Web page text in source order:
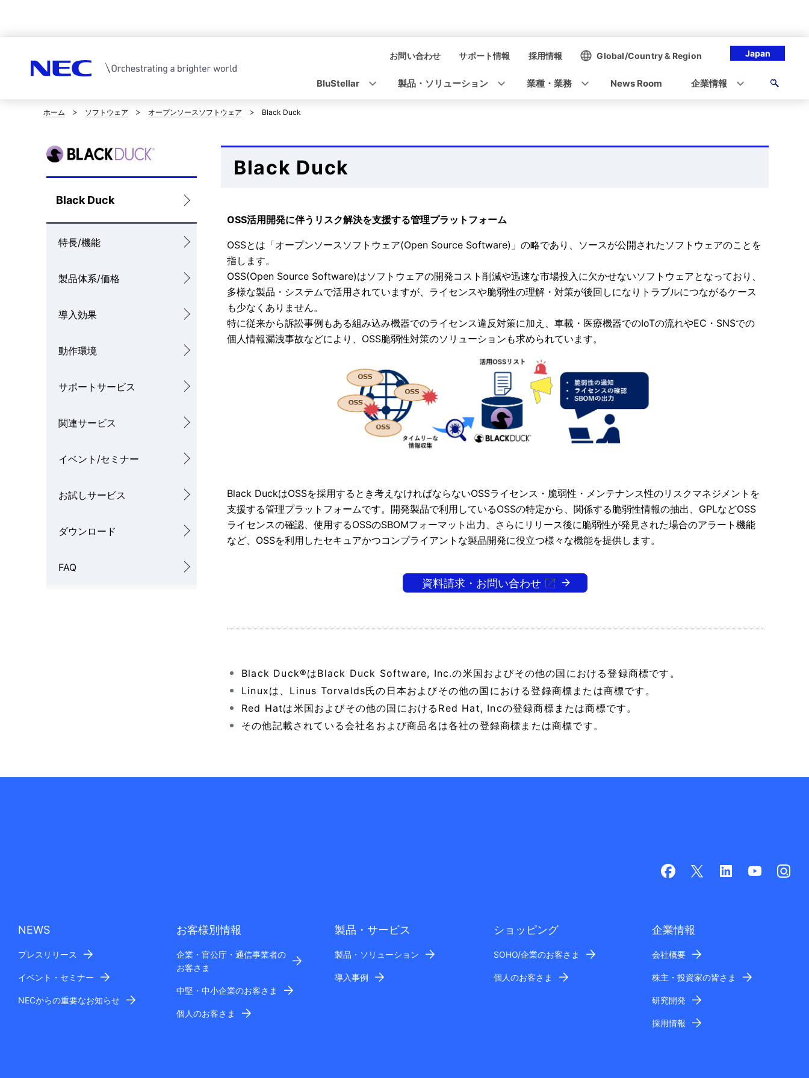
Japan
ゲ
シ
ョ
お問い合わせ サポート情報 採用情報 Global/Country & Region
BluStellar 製品・ソリューション 業種・業務 News Room 企業情報
サ
イ
ト
ホーム ソフトウェア オープンソースソフトウェア Black Duck
ロ
ー
カ
ル
ビ
シ
Black Duck
特長/機能
製品体系/価格
導入効果
動作環境
サポートサービス
関連サービス
イベント/セミナー
お試しサービス
ダウンロード
FAQ
Black Duck
OSS活用開発に伴うリスク解決を支援する管理プラットフォーム
OSSとは「オープンソースソフトウェア(Open Source Software)」の略であり、ソースが公開されたソフトウェアのことを
指します。
OSS(Open Source Software)はソフトウェアの開発コスト削減や迅速な市場投入に欠かせないソフトウェアとなっており、
多様な製品・システムで活用されていますが、ライセンスや脆弱性の理解・対策が後回しになりトラブルにつながるケース
も少なくありません。
特に従来から訴訟事例もある組み込み機器でのライセンス違反対策に加え、車載・医療機器でのIoTの流れやEC・SNSでの
個人情報漏洩事故などにより、OSS脆弱性対策のソリューションも求められています。
Black DuckはOSSを採用するとき考えなければならないOSSライセンス・脆弱性・メンテナンス性のリスクマネジメントを
支援する管理プラットフォームです。開発製品で利用しているOSSの特定から、関係する脆弱性情報の抽出、GPLなどOSS
ライセンスの確認、使用するOSSのSBOMフォーマット出力、さらにリリース後に脆弱性が発見された場合のアラート機能
など、OSSを利用したセキュアかつコンプライアントな製品開発に役立つ様々な機能を提供します。
資料請求・お問い合わせ
Black Duck®はBlack Duck Software, Inc.の米国およびその他の国における登録商標です。
Linuxは、Linus Torvalds氏の日本およびその他の国における登録商標または商標です。
Red Hatは米国およびその他の国におけるRed Hat, Incの登録商標または商標です。
その他記載されている会社名および商品名は各社の登録商標または商標です。
NEWS
プレスリリース
イベント・セミナー
NECからの重要なお知らせ
お客様別情報
企業・官公庁・通信事業者の
お客さま
中堅・中小企業のお客さま
個人のお客さま
製品・サービス
製品・ソリューション
導入事例
ショッピング
SOHO/企業のお客さま
個人のお客さま
企業情報
会社概要
株主・投資家の皆さま
研究開発
採用情報